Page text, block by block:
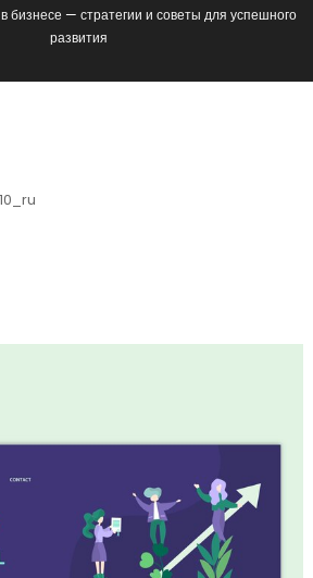
бизнесе — стратегии и советы для успешного
развития